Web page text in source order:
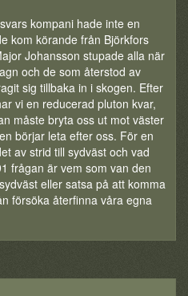
kompani hade inte en
kom körande från Björkfors
Johansson stupade alla när
och de som återstod av
sig tillbaka in i skogen. Efter
vi en reducerad pluton kvar,
måste bryta oss ut mot väster
börjar leta efter oss. För en
av strid till sydväst och vad
frågan är vem som van den
eller satsa på att komma
försöka återfinna våra egna